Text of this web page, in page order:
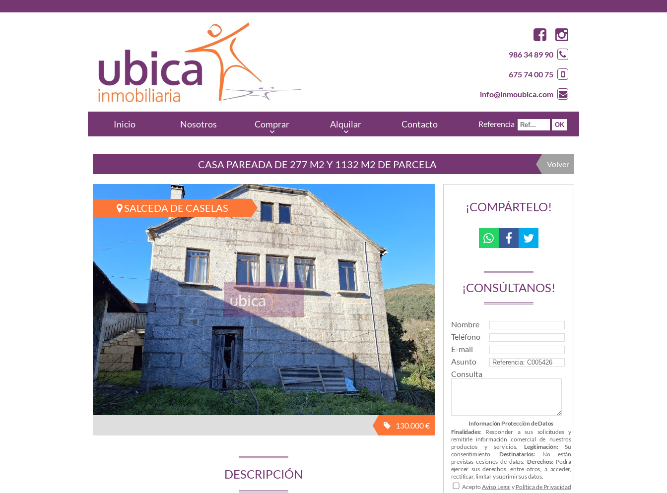
986 34 89 90
675 74 00 75
info@inmoubica.com
Inicio Nosotros Comprar Alquilar Contacto Referencia
CASA PAREADA DE 277 M2 Y 1132 M2 DE PARCELA Volver
SALCEDA DE CASELAS
130.000 €
DESCRIPCIÓN
¡COMPÁRTELO!
¡CONSÚLTANOS!
Nombre
Teléfono
E-mail
Asunto
Consulta
Información Protección de Datos
Finalidades: Responder a sus solicitudes y
remitirle información comercial de nuestros
productos y servicios. Legitimación:Su
consentimiento. Destinatarios:No están
previstas cesiones de datos. Derechos:Podrá
ejercer sus derechos, entre otros, a acceder,
rectificar, limitar y suprimir sus datos.
Acepto Aviso Legal y Política de Privacidad